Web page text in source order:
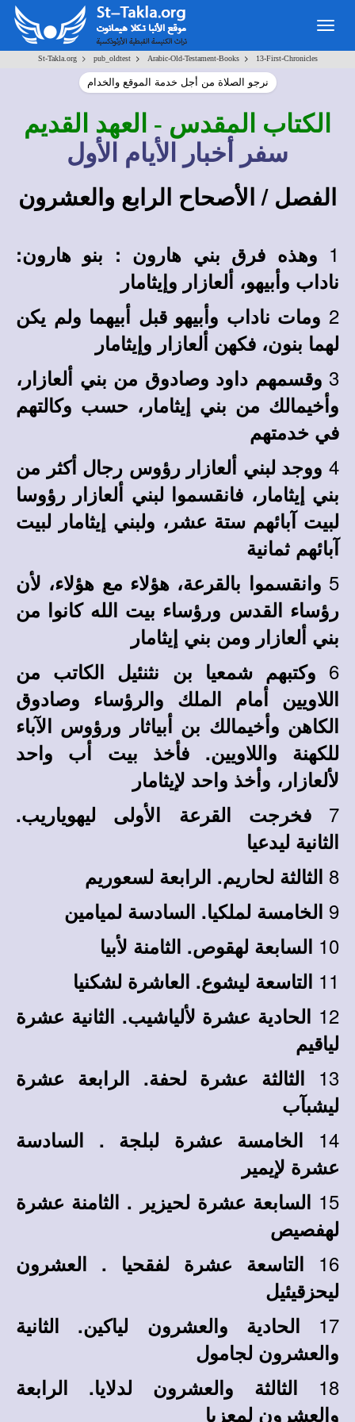
St-Takla.org> pub_oldtest> Arabic-Old-Testament-Books> 13-First-Chronicles
نرجو الصلاة من أجل خدمة الموقع والخدام
الكتاب المقدس - العهد القديم
سفر أخبار الأيام الأول
الفصل / الأصحاح الرابع والعشرون
1 وهذه فرق بني هارون : بنو هارون:
ناداب وأبيهو، ألعازار وإيثامار
2 ومات ناداب وأبيهو قبل أبيهما ولم يكن
لهما بنون، فكهن ألعازار وإيثامار
3 وقسمهم داود وصادوق من بني ألعازار،
وأخيمالك من بني إيثامار، حسب وكالتهم
في خدمتهم
4 ووجد لبني ألعازار رؤوس رجال أكثر من
بني إيثامار، فانقسموا لبني ألعازار رؤوسا
لبيت آبائهم ستة عشر، ولبني إيثامار لبيت
آبائهم ثمانية
5 وانقسموا بالقرعة، هؤلاء مع هؤلاء، لأن
رؤساء القدس ورؤساء بيت الله كانوا من
بني ألعازار ومن بني إيثامار
6 وكتبهم شمعيا بن نثنئيل الكاتب من
اللاويين أمام الملك والرؤساء وصادوق
الكاهن وأخيمالك بن أبياثار ورؤوس الآباء
للكهنة واللاويين. فأخذ بيت أب واحد
لألعازار، وأخذ واحد لإيثامار
7
فخرجت القرعة الأولى ليهوياريب.
الثانية ليدعيا
8 الثالثة لحاريم. الرابعة لسعوريم
9 الخامسة لملكيا. السادسة لميامين
10 السابعة لهقوص. الثامنة لأبيا
11 التاسعة ليشوع. العاشرة لشكنيا
12 الحادية عشرة لألياشيب. الثانية عشرة
لياقيم
13 الثالثة عشرة لحفة. الرابعة عشرة
ليشبآب
14
الخامسة عشرة لبلجة . السادسة
عشرة لإيمير
15 السابعة عشرة لحيزير . الثامنة عشرة
لهفصيص
16
التاسعة عشرة لفقحيا . العشرون
ليحزقيئيل
17
الحادية والعشرون لياكين. الثانية
والعشرون لجامول
18
الثالثة والعشرون لدلايا. الرابعة
والعشرون لمعزيا